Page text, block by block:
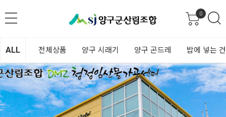
0
ALL 전체상품 양구 시래기 양구 곤드레 밥에 넣는